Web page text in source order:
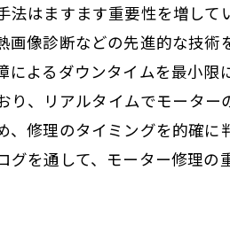
はますます重要性を増し
像診断などの先進的な技
よるダウンタイムを最小
、リアルタイムでモータ
修理のタイミングを的確
を通して、モーター修理